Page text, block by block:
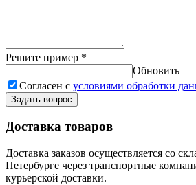
Решите пример *
Обновить
Согласен с условиями обработки
Задать вопрос
Доставка товаров
Доставка заказов осуществляется со
Петербурге через транспортные
курьерской доставки.